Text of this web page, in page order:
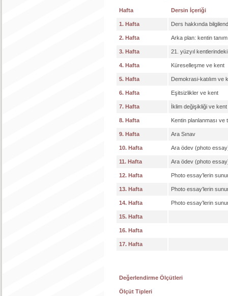
Hafta Dersin İçeriği
1. Hafta Ders hakkında
2. Hafta Arka plan: kentin
3. Hafta 21. yüzyıl
4. Hafta Küreselleşme ve kent
5. Hafta Demokrasi-katılım ve
6. Hafta Eşitsizlikler ve kent
7. Hafta İklim değişikliği ve kent
8. Hafta Kentin planlanması ve
9. Hafta Ara Sınav
10. Hafta Ara ödev (photo
11. Hafta Ara ödev (photo essay)
12. Hafta Photo essay’lerin
13. Hafta Photo essay’lerin
14. Hafta Photo essay’lerin
15. Hafta
16. Hafta
17. Hafta
Değerlendirme Ölçütleri
Ölçüt Tipleri